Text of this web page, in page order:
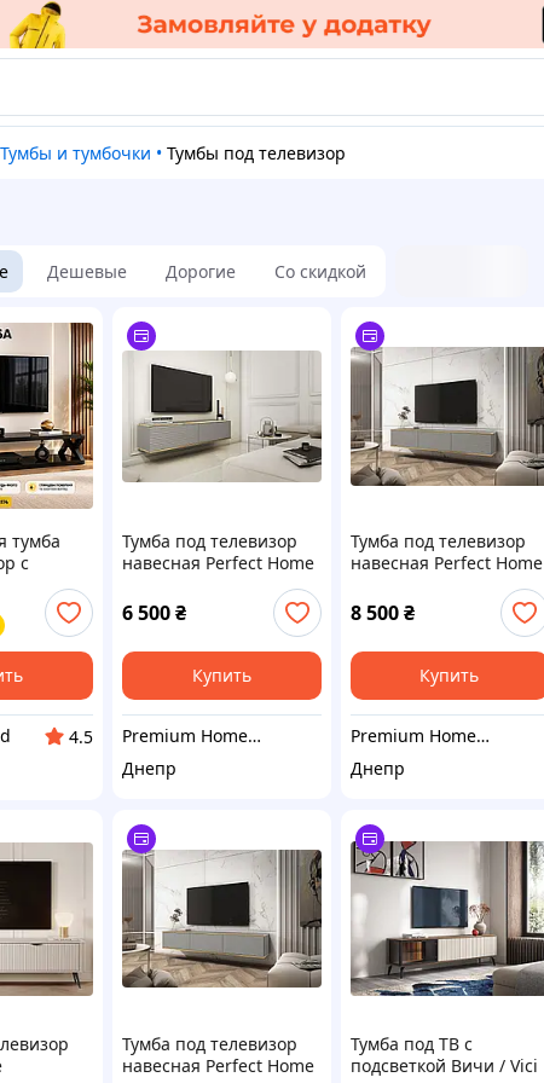
Тумбы и тумбочки • Тумбы под телевизор
Дешевые Дорогие Со скидкой
тумба
с
4.5
Тумба под телевизор
навесная Perfect Home
RTV135 MDF Серый
(PFH-091357)
6 500₴
Купить
Premium Home Decor
Днепр
Тумба под телевизор
навесная Perfect Home
RTV175 MDF Серый
(PFH-091365)
8 500 ₴
Купить
Premium Home Decor
Днепр
Тумба под телевизор
навесная Perfect Home
Тумба под ТВ с
подсветкой Вичи / Vici